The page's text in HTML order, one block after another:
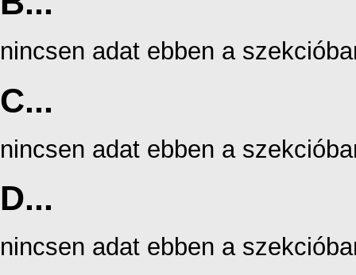
nincsen adat ebben a
C...
nincsen adat ebben a
D...
nincsen adat ebben a